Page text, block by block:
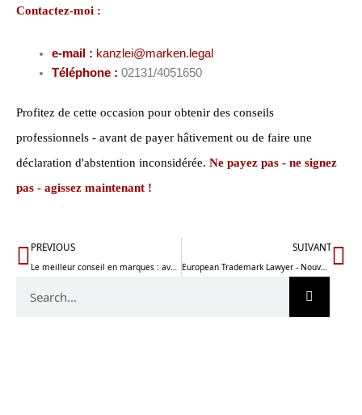
Contactez-moi :
e-mail : kanzlei@marken.legal
Téléphone : 02131/4051650
Profitez de cette occasion pour obtenir des conseils
professionnels - avant de payer hâtivement ou de faire une
déclaration d'abstention inconsidérée. Ne payez pas - ne signez
pas - agissez maintenant !
Prévenir
PREVIOUS SUIVANT
European Trademark Lawyer - Nouveaux services pour les clients américains